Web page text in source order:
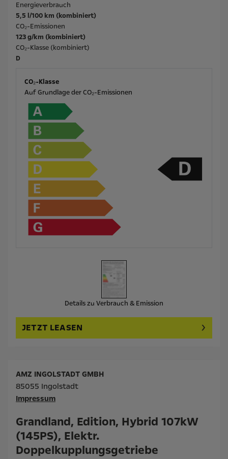
Energieverbrauch
5,5 l/100 km (kombiniert)
CO₂-Emissionen
123 g/km (kombiniert)
CO₂-Klasse (kombiniert)
D
CO₂-Klasse
Auf Grundlage der CO₂-Emissionen
Details zu Verbrauch & Emission
JETZT LEASEN
Grandland, Edition, Hybrid 107kW
(145PS), Elektr.
Doppelkupplungsgetriebe
AMZ INGOLSTADT GMBH
85055 Ingolstadt
Impressum